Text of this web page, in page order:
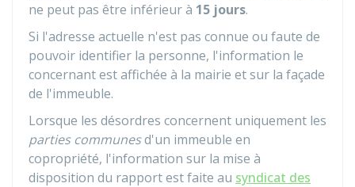
ne peut pas être inférieur à 15 jours.
Si l'adresse actuelle n'est pas connue ou faute de
pouvoir identifier la personne, l'information le
concernant est affichée à la mairie et sur la façade
de l'immeuble.
Lorsque les désordres concernent uniquement les
parties communesd'un immeuble en
copropriété, l'information sur la mise à
disposition du rapport est faite au syndicat des